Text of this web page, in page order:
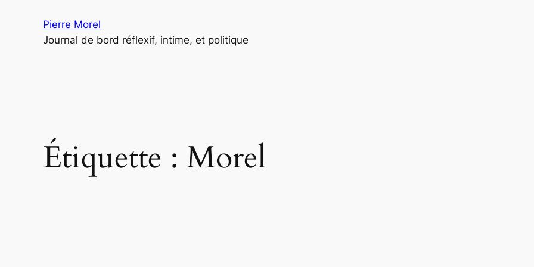
Pierre Morel
Journal de bord réflexif, intime, et politique
Étiquette : Morel